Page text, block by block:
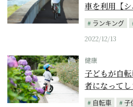
車を利用【
ランキング
2022/12/13
健康
子どもが自
者になって
自転車
子